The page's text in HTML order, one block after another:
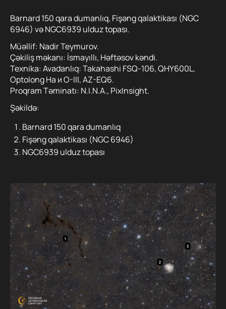
Barnard 150 qara dumanlıq, Fişəng qalaktikası (NGC
6946) və NGC6939 ulduz topası.
Müəllif: Nadir Teymurov.
Çəkiliş məkanı: İsmayıllı, Həftəsov kəndi.
Texnika: Avadanlıq: Takahashi FSQ-106, QHY600L,
Optolong Ha и O-III, AZ-EQ6.
Proqram Təminatı: N.I.N.A., PixInsight.
Şəkildə:
Barnard 150 qara dumanlıq
Fişəng qalaktikası (NGC 6946)
NGC6939 ulduz topası